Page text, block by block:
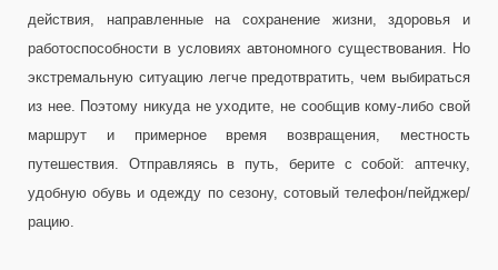
действия, направленные на сохранение жизни, здоровья и
работоспособности в условиях автономного существования. Но
экстремальную ситуацию легче предотвратить, чем выбираться
из нее. Поэтому никуда не уходите, не сообщив кому-либо свой
маршрут и примерное время возвращения, местность
путешествия. Отправляясь в путь, берите с собой: аптечку,
удобную обувь и одежду по сезону, сотовый телефон/пейджер/
рацию.